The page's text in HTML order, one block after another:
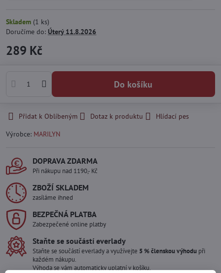
Skladem (1 ks)
Doručíme do: Úterý11.8.2026
289 Kč
Do košíku
Přidat k Oblíbeným Dotaz k produktu
Hlídací pes
Výrobce: MARILYN
DOPRAVA ZDARMA
Při nákupu nad 1190,- Kč
ZBOŽÍ SKLADEM
zasíláme ihned
BEZPEČNÁ PLATBA
Zabezpečené online platby
Staňte se součástí everlady
Staňte se součástí everlady a využívejte 5 % členskou výhodu při
každém nákupu.
Výhoda se vám automaticky uplatní v košíku.